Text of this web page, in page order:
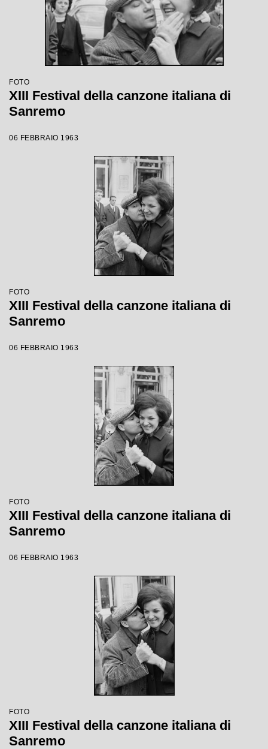
FOTO
XIII Festival della canzone italiana di
Sanremo
06 FEBBRAIO 1963
FOTO
XIII Festival della canzone italiana di
Sanremo
06 FEBBRAIO 1963
FOTO
XIII Festival della canzone italiana di
Sanremo
06 FEBBRAIO 1963
FOTO
XIII Festival della canzone italiana di
Sanremo